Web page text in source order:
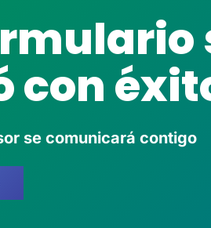
con
se comunicará contigo